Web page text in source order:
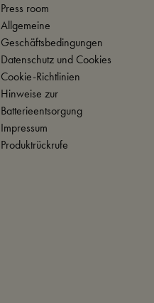
Press room
Allgemeine
Geschäftsbedingungen
Datenschutz und Cookies
Cookie-Richtlinien
Hinweise zur
Batterieentsorgung
Impressum
Produktrückrufe